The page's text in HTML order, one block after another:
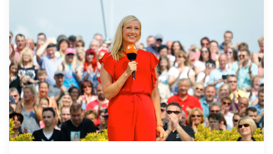
Reiseart
Adventsreisen
Bus-Rundreise
Deutschland Reisen
Erlebnis & Aufenthalt
Events